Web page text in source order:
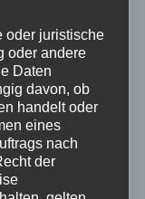
oder juristische
oder andere
Daten
davon, ob
handelt oder
eines
nach
der